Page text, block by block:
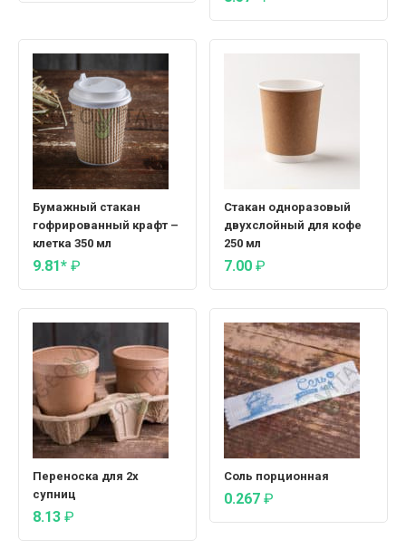
Бумажный стакан
гофрированный крафт –
клетка 350 мл
9.81* ₽
Стакан одноразовый
двухслойный для кофе
250 мл
7.00 ₽
Переноска для 2х
супниц
8.13 ₽
Соль порционная
0.267 ₽